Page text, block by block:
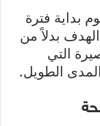
بداية فترة
بدلاً من
التي
الطويل.